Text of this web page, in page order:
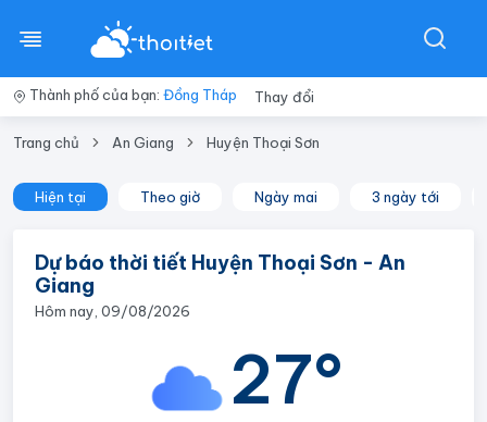
Thành phố của bạn: Đồng Tháp Thay đổi
Trang chủ An Giang Huyện Thoại Sơn
Hiện tại Theo giờ Ngày mai 3 ngày tới
Dự báo thời tiết Huyện Thoại Sơn - An
Giang
Hôm nay, 09/08/2026
27°